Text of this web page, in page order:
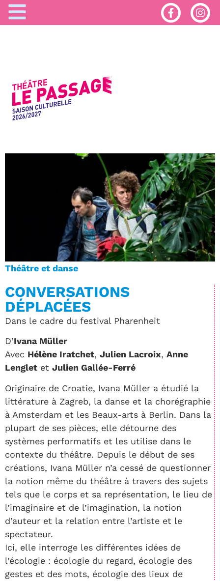
Théâtre et danse
CONVERSATIONS
DÉPLACÉES
Dans le cadre du festival Pharenheit
D’IvanaMüller
Avec Hélène Iratchet, Julien Lacroix, Anne
Lenglet et Julien Gallée-Ferré
Originaire de Croatie, Ivana Müller a étudié la
littérature à Zagreb, la danse et la chorégraphie
à Amsterdam et les Beaux-arts à Berlin. Dans la
plupart de ses pièces, elle détourne des
systèmes performatifs et les utilise dans le
contexte du théâtre. Depuis le début de ses
créations, Ivana Müller n’a cessé de questionner
la notion même du théâtre à travers des sujets
tels que le corps et sa représentation, le lieu de
l’imaginaire et de l’imagination, la notion
d’auteur et la relation entre l’artiste et le
spectateur.
Ici, elle interroge les différentes idées de
l’écologie : écologie du regard, écologie des
gestes et des mots, écologie des lieux de